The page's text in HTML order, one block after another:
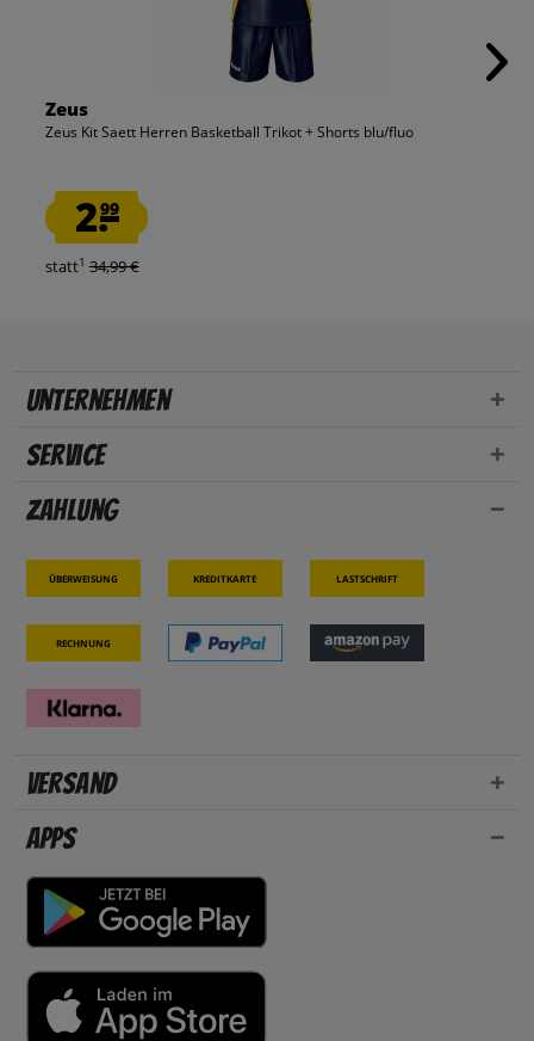
Zeus
Zeus Kit Saett Herren Basketball Trikot + Shorts blu/fluo
2.99
statt1 34,99 €
Unternehmen
Service
Zahlung
Überweisung Kreditkarte Lastschrift
Rechnung
Versand
Apps